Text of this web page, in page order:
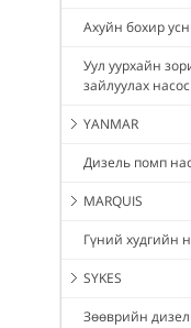
Ахуйн бохир
Уул уурхайн
зайлуулах насос
YANMAR
Дизель помп
MARQUIS
Гүний худгийн
SYKES
Зөөврийн